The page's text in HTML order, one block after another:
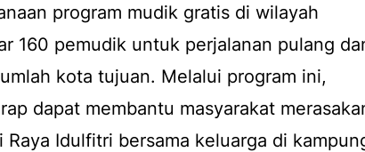
program mudik gratis di wilayah
160 pemudik untuk perjalanan pulang
kota tujuan. Melalui program ini,
dapat membantu masyarakat
Raya Idulfitri bersama keluarga di